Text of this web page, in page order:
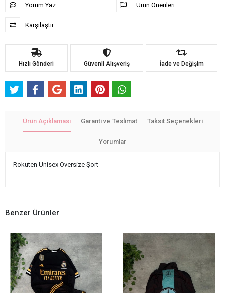
Yorum Yaz
Karşılaştır
Ürün Önerileri
Hızlı Gönderi Güvenli Alışveriş İade ve Değişim
Ürün Açıklaması Garanti ve Teslimat Taksit Seçenekleri
Yorumlar
Rokuten Unisex Oversize Şort
Benzer Ürünler